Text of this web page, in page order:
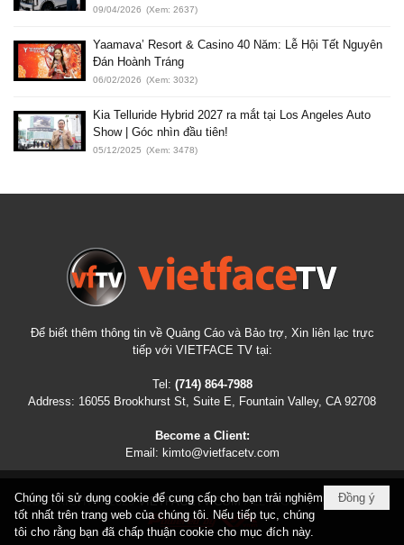
09/04/2026 (Xem: 2637)
Yaamava’ Resort & Casino 40 Năm: Lễ Hội Tết Nguyên
Đán Hoành Tráng
06/02/2026 (Xem: 3032)
Kia Telluride Hybrid 2027 ra mắt tại Los Angeles Auto
Show | Góc nhìn đầu tiên!
05/12/2025 (Xem: 3478)
Để biết thêm thông tin về Quảng Cáo và Bảo trợ, Xin liên lạc trực
tiếp với VIETFACE TV tại:
Tel: (714) 864-7988
Address: 16055 Brookhurst St, Suite E, Fountain Valley, CA 92708
Become a Client:
Email: kimto@vietfacetv.com
COPYRIGHT © 2026VIETFACETV.COM ALL RIGHTS RESERVED
Đồng ý
Chúng tôi sử dụng cookie để cung cấp cho bạn trải nghiệm
tốt nhất trên trang web của chúng tôi. Nếu tiếp tục, chúng
tôi cho rằng bạn đã chấp thuận cookie cho mục đích này.